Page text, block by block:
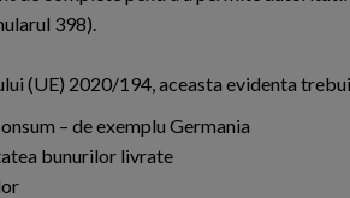
398).
(UE) 2020/194, aceasta evidenta
– de exemplu Germania
bunurilor livrate